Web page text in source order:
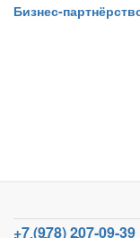
Бизнес-
+7 (978) 207-09-39